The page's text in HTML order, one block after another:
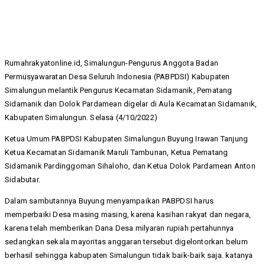
Rumahrakyatonline.id, Simalungun-Pengurus Anggota Badan
Permusyawaratan Desa Seluruh Indonesia (PABPDSI) Kabupaten
Simalungun melantik Pengurus Kecamatan Sidamanik, Pematang
Sidamanik dan Dolok Pardamean digelar di Aula Kecamatan Sidamanik,
Kabupaten Simalungun. Selasa (4/10/2022)
Ketua Umum PABPDSI Kabupaten Simalungun Buyung Irawan Tanjung
Ketua Kecamatan Sidamanik Maruli Tambunan, Ketua Pematang
Sidamanik Pardinggoman Sihaloho, dan Ketua Dolok Pardamean Anton
Sidabutar.
Dalam sambutannya Buyung menyampaikan PABPDSI harus
memperbaiki Desa masing masing, karena kasihan rakyat dan negara,
karena telah memberikan Dana Desa milyaran rupiah pertahunnya
sedangkan sekala mayoritas anggaran tersebut digelontorkan belum
berhasil sehingga kabupaten Simalungun tidak baik-baik saja. katanya